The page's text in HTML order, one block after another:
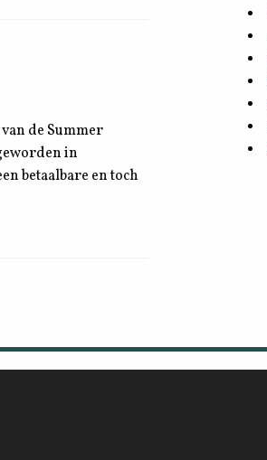
de Summer
in
betaalbare en toch